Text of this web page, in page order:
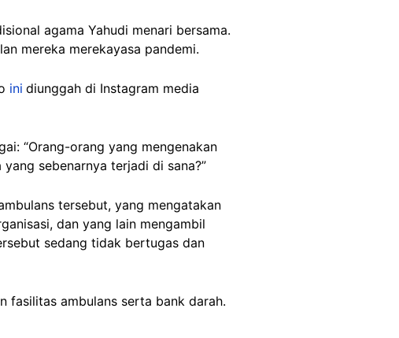
agama Yahudi menari bersama.
mereka merekayasa pandemi.
ini diunggah di Instagram media
“Orang-orang yang mengenakan
sebenarnya terjadi di sana?”
tersebut, yang mengatakan
dan yang lain mengambil
sedang tidak bertugas dan
fasilitas ambulans serta bank darah.